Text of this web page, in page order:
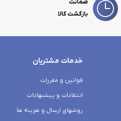
ضمانت
بازگشت کالا
خدمات مشتریان
قوانین و مقررات
انتقادات و پیشنهادات
روشهای ارسال و هزینه ها